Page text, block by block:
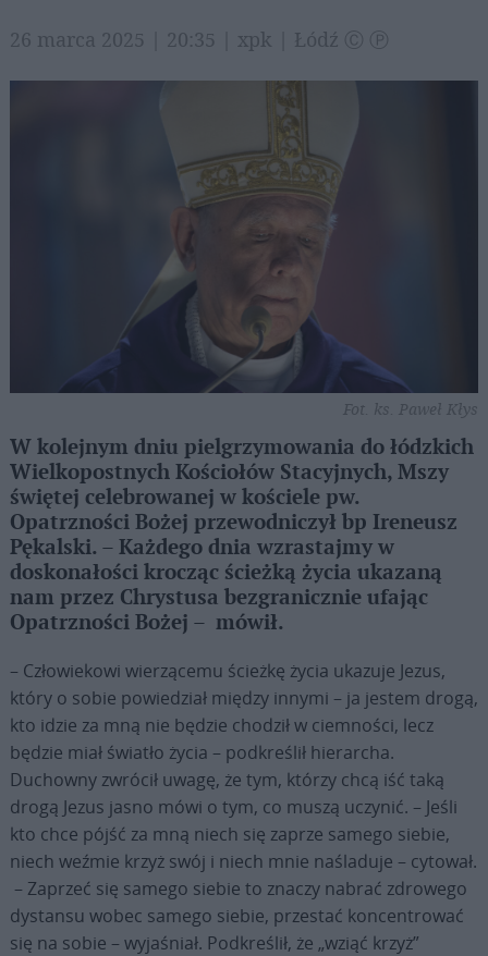
26 marca 2025 | 20:35 | xpk | Łódź Ⓒ Ⓟ
Fot. ks. Paweł Kłys
W kolejnym dniu pielgrzymowania do łódzkich
Wielkopostnych Kościołów Stacyjnych, Mszy
świętej celebrowanej w kościele pw.
Opatrzności Bożej przewodniczył bp Ireneusz
Pękalski. – Każdego dnia wzrastajmy w
doskonałości krocząc ścieżką życia ukazaną
nam przez Chrystusa bezgranicznie ufając
Opatrzności Bożej – mówił.
– Człowiekowi wierzącemu ścieżkę życia ukazuje Jezus,
który o sobie powiedział między innymi – ja jestem drogą,
kto idzie za mną nie będzie chodził w ciemności, lecz
będzie miał światło życia – podkreślił hierarcha.
Duchowny zwrócił uwagę, że tym, którzy chcą iść taką
drogą Jezus jasno mówi o tym, co muszą uczynić. – Jeśli
kto chce pójść za mną niech się zaprze samego siebie,
niech weźmie krzyż swój i niech mnie naśladuje – cytował.
– Zaprzeć się samego siebie to znaczy nabrać zdrowego
dystansu wobec samego siebie, przestać koncentrować
się na sobie – wyjaśniał. Podkreślił, że „wziąć krzyż”